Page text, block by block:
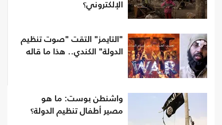
الإلكتروني؟
"التايمز" التقت "صوت تنظيم
الدولة" الكندي.. هذا ما قاله
واشنطن بوست: ما هو
مصير أطفال تنظيم الدولة؟